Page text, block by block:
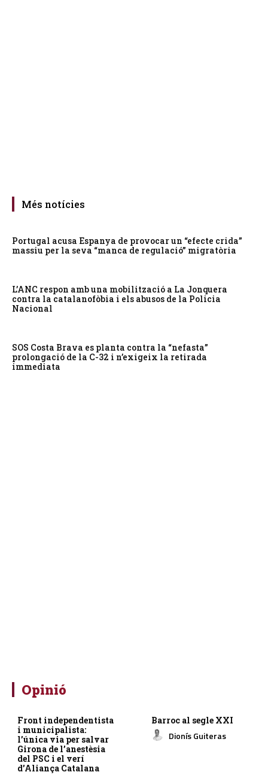
Més notícies
Portugal acusa Espanya de provocar un “efecte crida”
massiu per la seva “manca de regulació” migratòria
L’ANC respon amb una mobilització a La Jonquera
contra la catalanofòbia i els abusos de la Policia
Nacional
SOS Costa Brava es planta contra la “nefasta”
prolongació de la C-32 i n’exigeix la retirada
immediata
Opinió
Front independentista
i municipalista:
l’única via per salvar
Girona de l’anestèsia
del PSC i el verí
d’Aliança Catalana
Barroc al segle XXI
Dionís Guiteras